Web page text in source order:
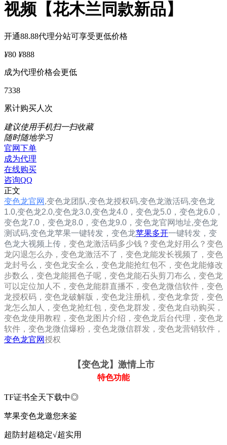
视频【花木兰同款新品】
开通88.88代理分站可享受更低价格
¥80 ¥888
成为代理价格会更低
7338
累计购买人次
建议使用手机扫一扫收藏
随时随地学习
官网下单
成为代理
在线购买
咨询QQ
正文
变色龙官网 ,变色龙团队,变色龙授权码,变色龙激活码,变色龙
1.0,变色龙2.0,变色龙3.0,变色龙4.0， 变色龙5.0， 变色龙6.0，
变色龙7.0， 变色龙8.0， 变色龙9.0， 变色龙官网地址,变色龙
测试码,变色龙苹果一键转发， 变色龙苹果多开一键转发，变
色龙大视频上传， 变色龙激活码多少钱？变色龙好用么？变色
龙闪退怎么办，变色龙激活不了，变色龙能发长视频了，变色
龙封号么，变色龙安全么，变色龙能抢红包不，变色龙能修改
步数么，变色龙能摇色子呢，变色龙能石头剪刀布么，变色龙
可以定位加人不，变色龙能群直播不，变色龙微信软件，变色
龙授权码，变色龙破解版，变色龙注册机，变色龙拿货，变色
龙怎么加人，变色龙抢红包，变色龙群发，变色龙自动购买，
变色龙使用教程，变色龙图片介绍，变色龙后台代理，变色龙
软件，变色龙微信爆粉，变色龙微信群发，变色龙营销软件，
变色龙官网授权
【变色龙】激情上市
特色功能
TF证书全天下载中◎
苹果变色龙邀您来鉴
超防封超稳定√超实用